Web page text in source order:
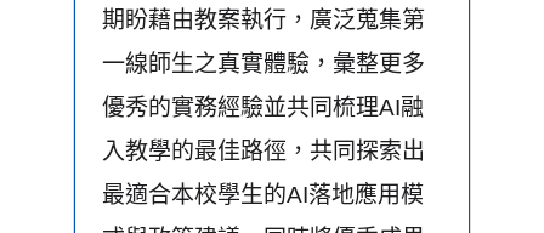
期盼藉由教案執行，廣泛蒐集第
一線師生之真實體驗，彙整更多
優秀的實務經驗並共同梳理AI融
入教學的最佳路徑，共同探索出
最適合本校學生的AI落地應用模